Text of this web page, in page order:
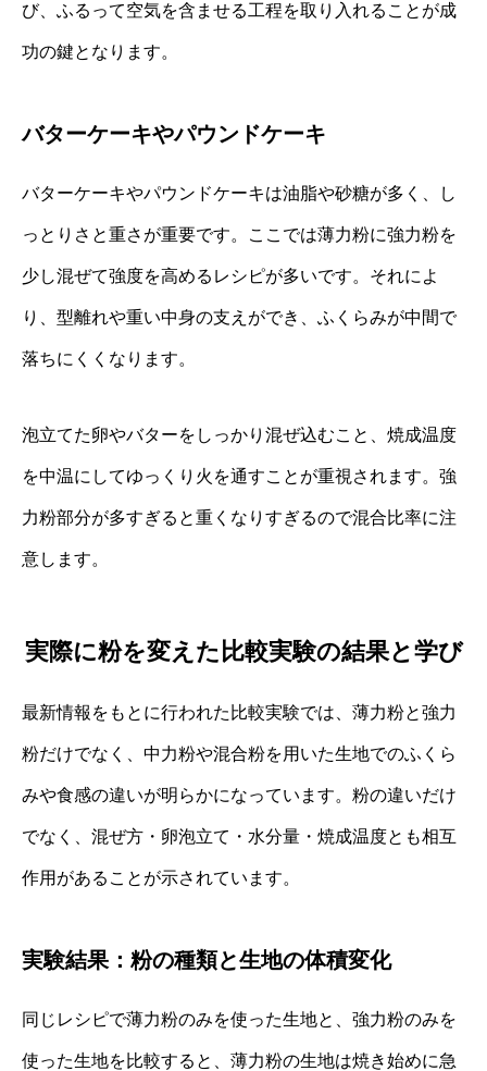
び、ふるって空気を含ませる工程を取り入れることが成
功の鍵となります。
バターケーキやパウンドケーキ
バターケーキやパウンドケーキは油脂や砂糖が多く、し
っとりさと重さが重要です。ここでは薄力粉に強力粉を
少し混ぜて強度を高めるレシピが多いです。それによ
り、型離れや重い中身の支えができ、ふくらみが中間で
落ちにくくなります。
泡立てた卵やバターをしっかり混ぜ込むこと、焼成温度
を中温にしてゆっくり火を通すことが重視されます。強
力粉部分が多すぎると重くなりすぎるので混合比率に注
意します。
実際に粉を変えた比較実験の結果と学び
最新情報をもとに行われた比較実験では、薄力粉と強力
粉だけでなく、中力粉や混合粉を用いた生地でのふくら
みや食感の違いが明らかになっています。粉の違いだけ
でなく、混ぜ方・卵泡立て・水分量・焼成温度とも相互
作用があることが示されています。
実験結果：粉の種類と生地の体積変化
同じレシピで薄力粉のみを使った生地と、強力粉のみを
使った生地を比較すると、薄力粉の生地は焼き始めに急